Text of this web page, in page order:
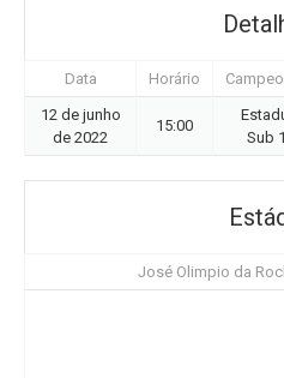
Data Horário
12 de junho
de 2022
15:00
Sub
José Olimpio da